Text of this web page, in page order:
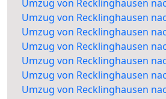
Umzug von Recklinghausen
Umzug von Recklinghausen
Umzug von Recklinghausen
Umzug von Recklinghausen
Umzug von Recklinghausen
Umzug von Recklinghausen
Umzug von Recklinghausen